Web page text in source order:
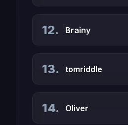
12. Brainy
13. tomriddle
14. Oliver